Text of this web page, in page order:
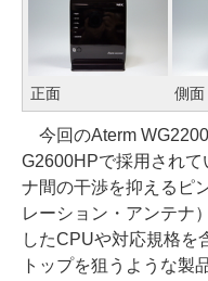
正面 側面
今回のAterm
G2600HPで採用され
ナ間の干渉を抑えるピ
レーション・アンテナ
したCPUや対応規格を
トップを狙うような製